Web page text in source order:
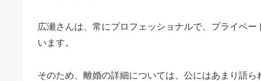
広瀬さんは、常にプロフェッショナルで、プライベ
います。
そのため、離婚の詳細については、公にはあまり語ら